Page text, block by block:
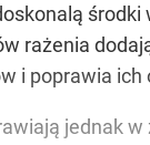
rażenia
i poprawia ich
jednak